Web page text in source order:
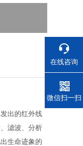
出的红外线
滤波、分析
生命迹象的
在线咨询
电话
微信扫一扫